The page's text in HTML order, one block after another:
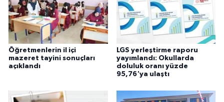
Öğretmenlerin il içi
mazeret tayini sonuçları
açıklandı
LGS yerleştirme raporu
yayımlandı: Okullarda
doluluk oranı yüzde
95,76'ya ulaştı